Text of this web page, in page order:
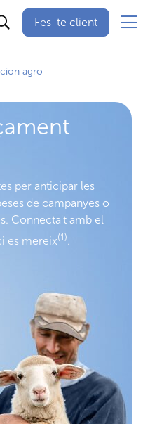
Fes-te client
agro
per anticipar les
de campanyes o
Connecta't amb el
es mereix(1).